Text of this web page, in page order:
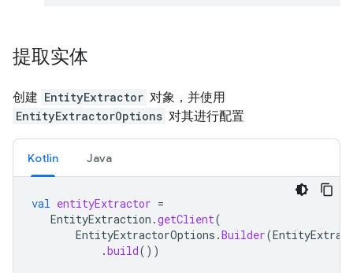
提取实体
创建 EntityExtractor 对象，并使用
EntityExtractorOptions 对其进行配置
Kotlin Java
val entityExtractor =
EntityExtraction .getClient(
EntityExtractorOptions .Builder(
.build())